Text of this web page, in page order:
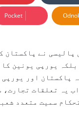
Pocket
نے پاکستان
یورپی یونین
پاکستان اور
یہ تعلقات تجارت،
سمیت متعدد